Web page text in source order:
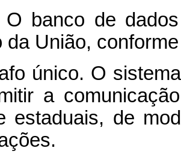
O banco de
da União,
único. O
a
estaduais, de